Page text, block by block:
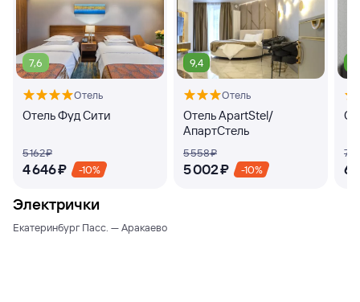
7,6
Отель
Отель Фуд Сити
5 ⁠162 ⁠₽
4 ⁠646 ⁠₽ -10%
9,4
Отель
Отель ApartStel/
АпартСтель
5 ⁠558 ⁠₽
5 ⁠002 ⁠₽ -10%
7
6
Электрички
Екатеринбург Пасс. — Аракаево